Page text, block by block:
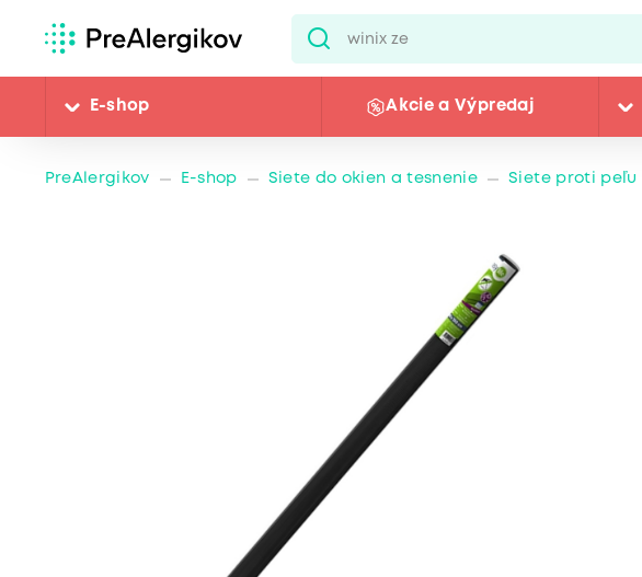
E-shop Akcie a Výpredaj
PreAlergikov E-shop Siete do okien a tesnenie Siete proti peľu